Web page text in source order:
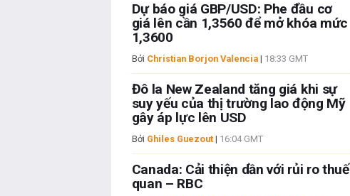
Dự báo giá GBP/USD: Phe đầu cơ
giá lên cần 1,3560 để mở khóa mức
1,3600
Bởi Christian Borjon Valencia| 18:33 GMT
Đô la New Zealand tăng giá khi sự
suy yếu của thị trường lao động Mỹ
gây áp lực lên USD
Bởi Ghiles Guezout| 16:04 GMT
Canada: Cải thiện dần với rủi ro thuế
quan – RBC